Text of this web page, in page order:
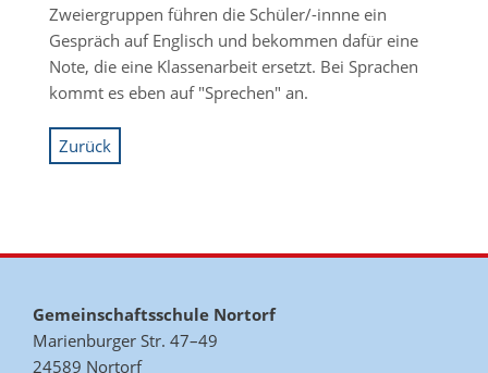
Zweiergruppen führen die Schüler/-innne ein
Gespräch auf Englisch und bekommen dafür eine
Note, die eine Klassenarbeit ersetzt. Bei Sprachen
kommt es eben auf "Sprechen" an.
Zurück
Gemeinschaftsschule Nortorf
Marienburger Str. 47–49
24589 Nortorf